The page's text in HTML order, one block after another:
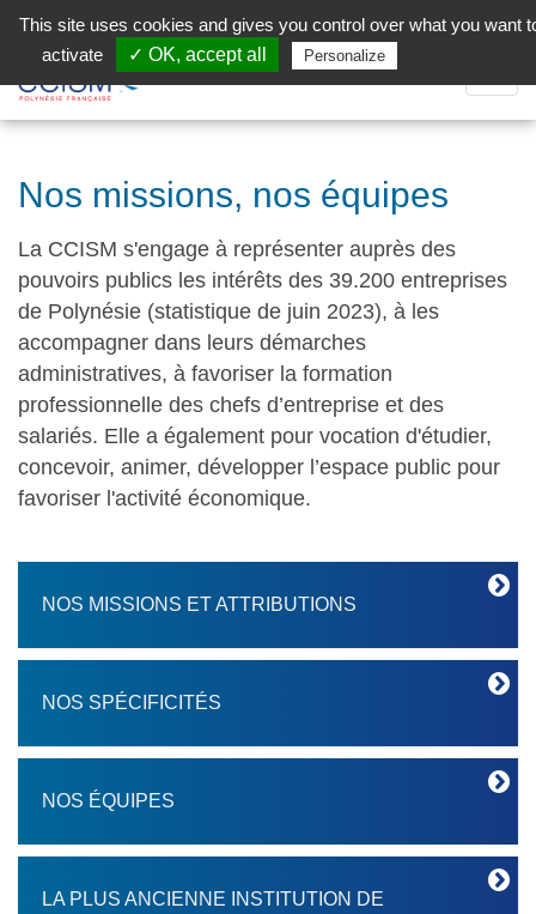
Facebook (Customer Chat) is disabled.
la
Nos missions, nos équipes
La CCISM s'engage à représenter auprès des
pouvoirs publics les intérêts des 39.200 entreprises
de Polynésie (statistique de juin 2023), à les
accompagner dans leurs démarches
administratives, à favoriser la formation
professionnelle des chefs d’entreprise et des
salariés. Elle a également pour vocation d'étudier,
concevoir, animer, développer l’espace public pour
favoriser l'activité économique.
NOS MISSIONS ET ATTRIBUTIONS
NOS SPÉCIFICITÉS
NOS ÉQUIPES
LA PLUS ANCIENNE INSTITUTION DE
This site uses cookies and gives you control over what you want
activate
✓ OK, accept all Personalize